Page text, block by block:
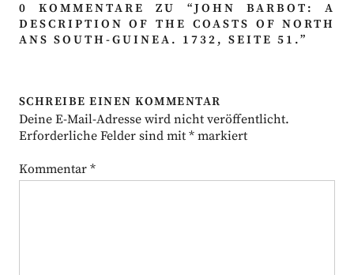
0 KOMMENTARE ZU “JOHN BARBOT: A
DESCRIPTION OF THE COASTS OF NORTH
ANS SOUTH-GUINEA. 1732, SEITE 51.”
SCHREIBE EINEN KOMMENTAR
Deine E-Mail-Adresse wird nicht veröffentlicht.
Erforderliche Felder sind mit *markiert
Kommentar *